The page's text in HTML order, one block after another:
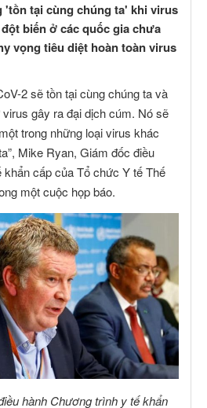
'tồn tại cùng chúng ta' khi virus
biến ở các quốc gia chưa
vọng tiêu diệt hoàn toàn virus
2 sẽ tồn tại cùng chúng ta và
gây ra đại dịch cúm. Nó sẽ
trong những loại virus khác
Mike Ryan, Giám đốc điều
cấp của Tổ chức Y tế Thế
một cuộc họp báo.
hành Chương trình y tế khẩn